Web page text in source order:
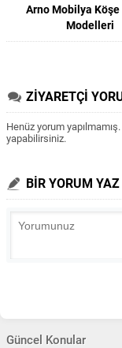
Arno Mobilya
Modelleri
ZİYARETÇİ
Henüz yorum
yapabilirsiniz.
BİR YORUM YAZ
Güncel Konular